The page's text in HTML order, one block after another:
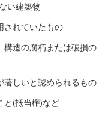
い建築物
されていたもの
構造の腐朽または破損の
著しいと認められるもの
と(抵当権)など